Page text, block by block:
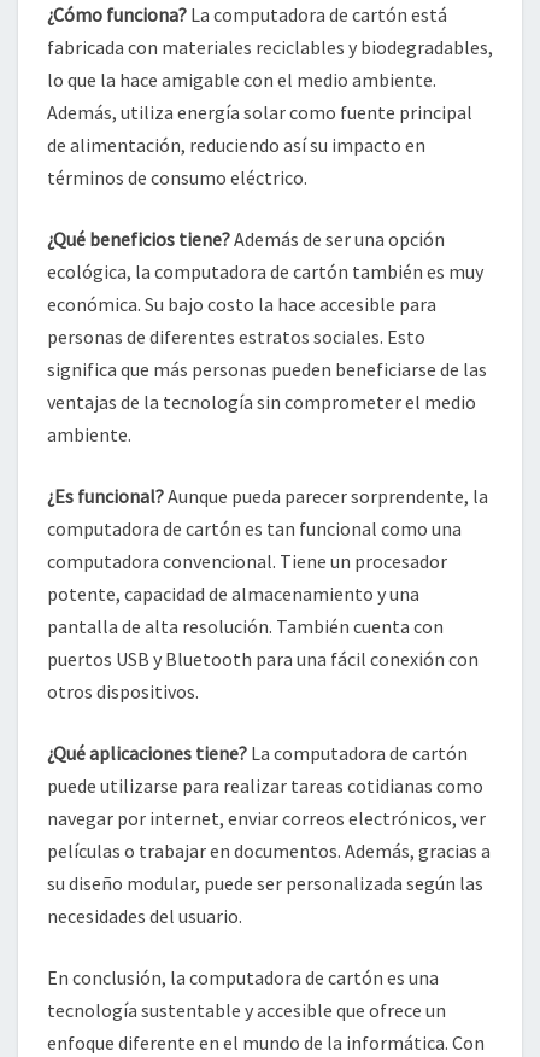
¿Cómo funciona? La computadora de cartón está
fabricada con materiales reciclables y biodegradables,
lo que la hace amigable con el medio ambiente.
Además, utiliza energía solar como fuente principal
de alimentación, reduciendo así su impacto en
términos de consumo eléctrico.
¿Qué beneficios tiene?Además de ser una opción
ecológica, la computadora de cartón también es muy
económica. Su bajo costo la hace accesible para
personas de diferentes estratos sociales. Esto
significa que más personas pueden beneficiarse de las
ventajas de la tecnología sin comprometer el medio
ambiente.
¿Es funcional?Aunque pueda parecer sorprendente, la
computadora de cartón es tan funcional como una
computadora convencional. Tiene un procesador
potente, capacidad de almacenamiento y una
pantalla de alta resolución. También cuenta con
puertos USB y Bluetooth para una fácil conexión con
otros dispositivos.
¿Qué aplicaciones tiene? La computadora de cartón
puede utilizarse para realizar tareas cotidianas como
navegar por internet, enviar correos electrónicos, ver
películas o trabajar en documentos. Además, gracias a
su diseño modular, puede ser personalizada según las
necesidades del usuario.
En conclusión, la computadora de cartón es una
tecnología sustentable y accesible que ofrece un
enfoque diferente en el mundo de la informática. Con